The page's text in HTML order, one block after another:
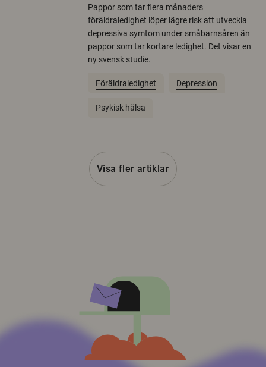
Pappor som tar flera månaders
föräldraledighet löper lägre risk att utveckla
depressiva symtom under småbarnsåren än
pappor som tar kortare ledighet. Det visar en
ny svensk studie.
Föräldraledighet Depression
Psykisk hälsa
Visa fler artiklar